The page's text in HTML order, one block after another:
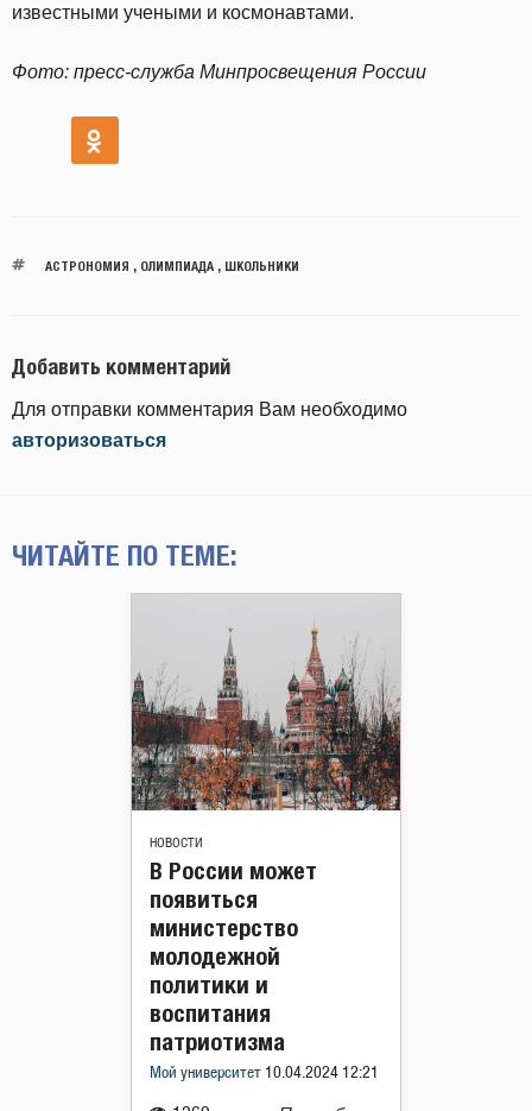
известными учеными и космонавтами.
Фото: пресс-служба Минпросвещения России
АСТРОНОМИЯ , ОЛИМПИАДА, ШКОЛЬНИКИ
Добавить комментарий
Для отправки комментария Вам необходимо
авторизоваться
ЧИТАЙТЕ ПО ТЕМЕ:
НОВОСТИ
В России может
появиться
министерство
молодежной
политики и
воспитания
патриотизма
Мой университет 10.04.2024 12:21